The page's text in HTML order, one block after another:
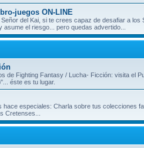
juegos ON-LINE
del Kai, si te crees capaz de desafiar a
el riesgo... pero quedas advertido...
de Fighting Fantasy / Lucha- Ficción: visita el
éste es tu lugar.
hace especiales: Charla sobre tus colecciones
Cretenses...